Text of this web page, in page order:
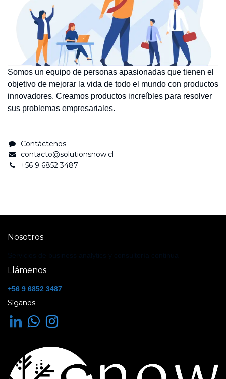
Somos un equipo de personas apasionadas que tienen el
objetivo de mejorar la vida de todo el mundo con productos
innovadores. Creamos productos increíbles para resolver
sus problemas empresariales.
Contáctenos
contacto@solutionsnow.cl
+56 9 6852 3487
Nosotros
Servicios de business analytics y consultoría continua
Llámenos
+56 9 6852 3487
Síganos